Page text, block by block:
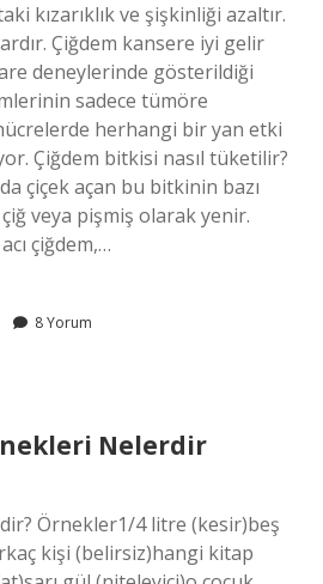
kızarıklık ve şişkinliği azaltır.
Çiğdem kansere iyi gelir
deneylerinde gösterildiği
sadece tümöre
hücrelerde herhangi bir yan etki
Çiğdem bitkisi nasıl tüketilir?
çiçek açan bu bitkinin bazı
veya pişmiş olarak yenir.
çiğdem,…
8 Yorum
Nelerdir
Örnekler1/4 litre (kesir)beş
kişi (belirsiz)hangi kitap